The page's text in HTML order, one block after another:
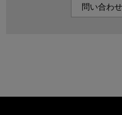
問い合わ